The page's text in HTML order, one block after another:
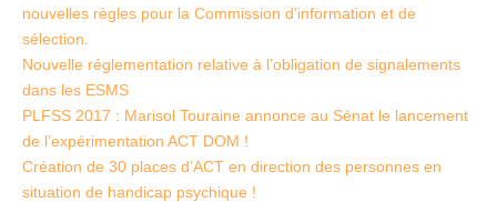
nouvelles règles pour la Commission d’information et de
sélection.
Nouvelle réglementation relative à l’obligation de signalements
dans les ESMS
PLFSS 2017 : Marisol Touraine annonce au Sénat le lancement
de l’expérimentation ACT DOM !
Création de 30 places d’ACT en direction des personnes en
situation de handicap psychique !